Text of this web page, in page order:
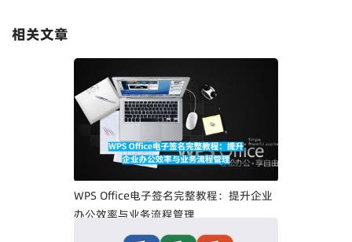
相关文章
WPS Office电子签名完整教程：提升企业
办公效率与业务流程管理